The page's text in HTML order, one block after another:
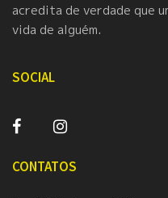
acredita de verdade que
vida de alguém.
SOCIAL
CONTATOS